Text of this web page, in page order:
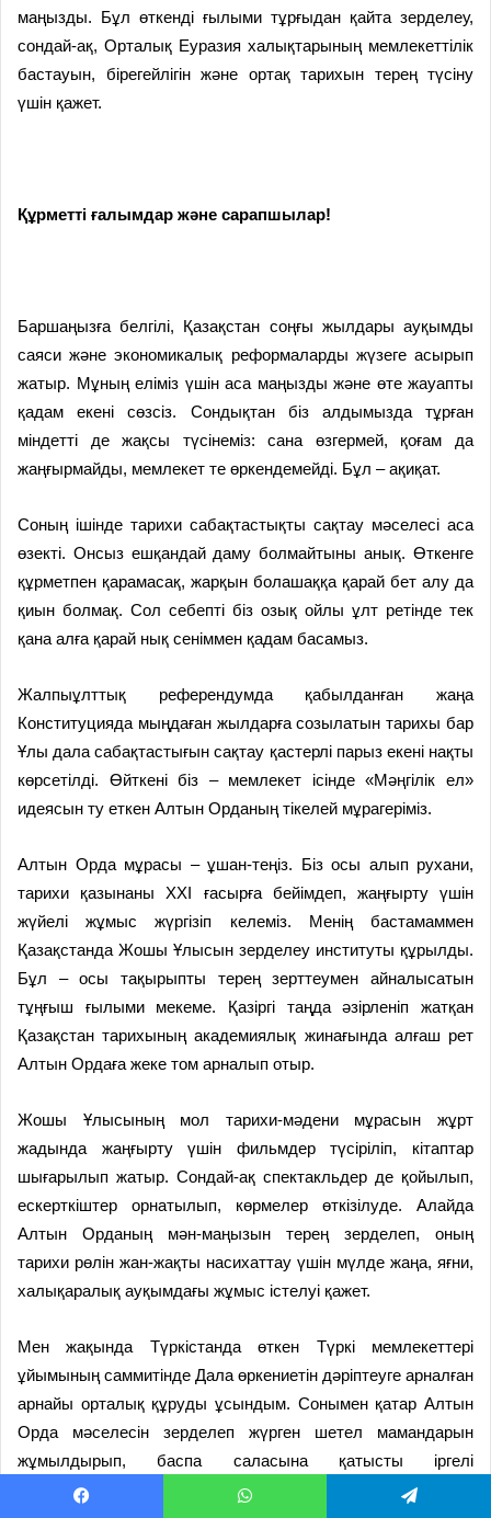
маңызды. Бұл өткенді ғылыми тұрғыдан қайта зерделеу,
сондай-ақ, Орталық Еуразия халықтарының мемлекеттілік
бастауын, бірегейлігін және ортақ тарихын терең түсіну
үшін қажет.
Құрметті ғалымдар және сарапшылар!
Баршаңызға белгілі, Қазақстан соңғы жылдары ауқымды
саяси және экономикалық реформаларды жүзеге асырып
жатыр. Мұның еліміз үшін аса маңызды және өте жауапты
қадам екені сөзсіз. Сондықтан біз алдымызда тұрған
міндетті де жақсы түсінеміз: сана өзгермей, қоғам да
жаңғырмайды, мемлекет те өркендемейді. Бұл – ақиқат.
Соның ішінде тарихи сабақтастықты сақтау мәселесі аса
өзекті. Онсыз ешқандай даму болмайтыны анық. Өткенге
құрметпен қарамасақ, жарқын болашаққа қарай бет алу да
қиын болмақ. Сол себепті біз озық ойлы ұлт ретінде тек
қана алға қарай нық сеніммен қадам басамыз.
Жалпыұлттық референдумда қабылданған жаңа
Конституцияда мыңдаған жылдарға созылатын тарихы бар
Ұлы дала сабақтастығын сақтау қастерлі парыз екені нақты
көрсетілді. Өйткені біз – мемлекет ісінде «Мәңгілік ел»
идеясын ту еткен Алтын Орданың тікелей мұрагеріміз.
Алтын Орда мұрасы – ұшан-теңіз. Біз осы алып рухани,
тарихи қазынаны ХХІ ғасырға бейімдеп, жаңғырту үшін
жүйелі жұмыс жүргізіп келеміз. Менің бастамаммен
Қазақстанда Жошы Ұлысын зерделеу институты құрылды.
Бұл – осы тақырыпты терең зерттеумен айналысатын
тұңғыш ғылыми мекеме. Қазіргі таңда әзірленіп жатқан
Қазақстан тарихының академиялық жинағында алғаш рет
Алтын Ордаға жеке том арналып отыр.
Жошы Ұлысының мол тарихи-мәдени мұрасын жұрт
жадында жаңғырту үшін фильмдер түсіріліп, кітаптар
шығарылып жатыр. Сондай-ақ спектакльдер де қойылып,
ескерткіштер орнатылып, көрмелер өткізілуде. Алайда
Алтын Орданың мән-маңызын терең зерделеп, оның
тарихи рөлін жан-жақты насихаттау үшін мүлде жаңа, яғни,
халықаралық ауқымдағы жұмыс істелуі қажет.
Мен жақында Түркістанда өткен Түркі мемлекеттері
ұйымының саммитінде Дала өркениетін дәріптеуге арналған
арнайы орталық құруды ұсындым. Сонымен қатар Алтын
Орда мәселесін зерделеп жүрген шетел мамандарын
жұмылдырып, баспа саласына қатысты іргелі
бастамаларды қолға алу қажет.